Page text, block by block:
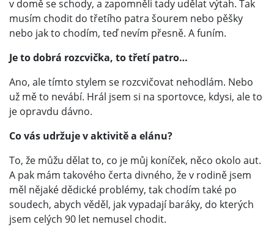
v domě se schody, a zapomněli tady udělat výtah. Tak
musím chodit do třetího patra šourem nebo pěšky
nebo jak to chodím, teď nevím přesně. A funím.
Je to dobrá rozcvička, to třetí patro…
Ano, ale tímto stylem se rozcvičovat nehodlám. Nebo
už mě to nevábí. Hrál jsem si na sportovce, kdysi, ale to
je opravdu dávno.
Co vás udržuje v aktivitě a elánu?
To, že můžu dělat to, co je můj koníček, něco okolo aut.
A pak mám takového čerta divného, že v rodině jsem
měl nějaké dědické problémy, tak chodím také po
soudech, abych věděl, jak vypadají baráky, do kterých
jsem celých 90 let nemusel chodit.